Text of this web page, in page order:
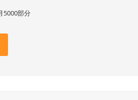
5000部分